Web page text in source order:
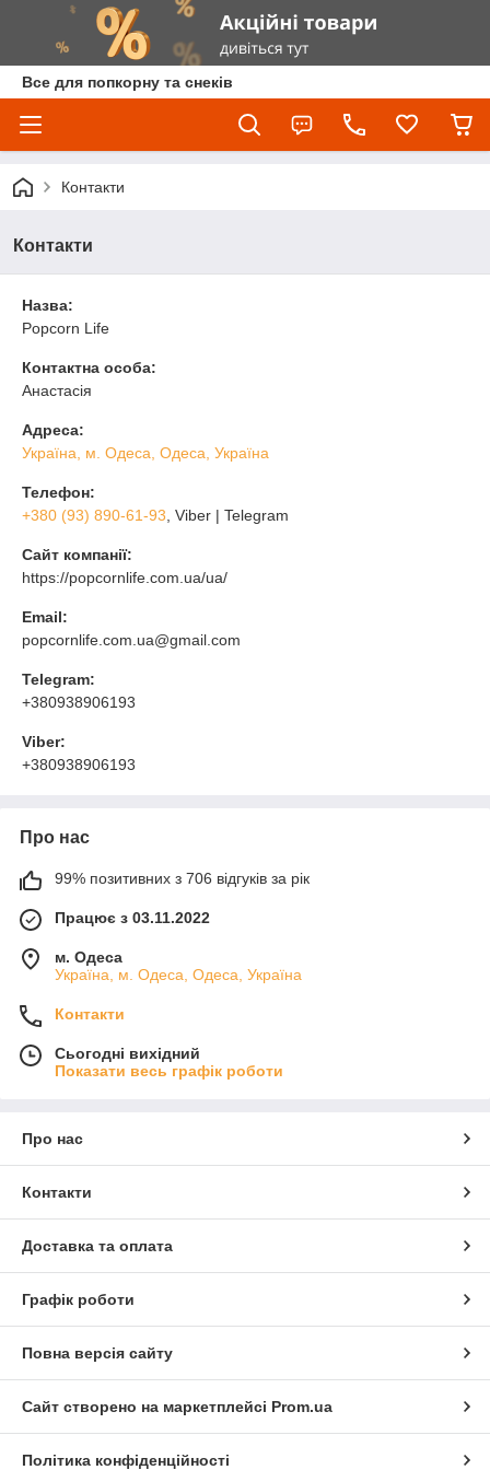
Все для попкорну та снеків
Контакти
Контакти
Назва:
Popcorn Life
Контактна особа:
Анастасія
Адреса:
Україна, м. Одеса, Одеса, Україна
Телефон:
+380 (93) 890-61-93 , Viber | Telegram
Сайт компанії:
https://popcornlife.com.ua/ua/
Email:
popcornlife.com.ua@gmail.com
Telegram:
+380938906193
Viber:
+380938906193
Про нас
99% позитивних з 706 відгуків за рік
Працює з 03.11.2022
м. Одеса
Україна, м. Одеса, Одеса, Україна
Контакти
Сьогодні вихідний
Показати весь графік роботи
Про нас
Контакти
Доставка та оплата
Графік роботи
Повна версія сайту
Сайт створено на маркетплейсі Prom.ua
Політика конфіденційності